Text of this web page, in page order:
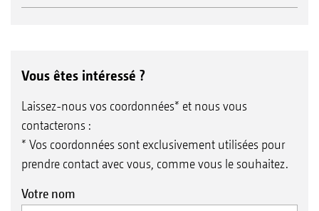
Vous êtes intéressé ?
Laissez-nous vos coordonnées* et nous vous
contacterons :
* Vos coordonnées sont exclusivement utilisées pour
prendre contact avec vous, comme vous le souhaitez.
Votre nom